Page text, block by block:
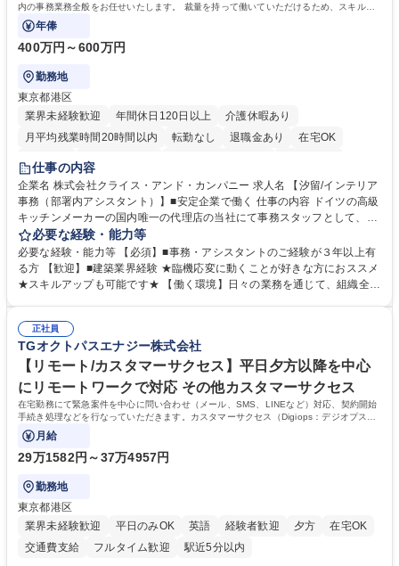
内の事務業務全般をお任せいたします。 裁量を持って働いていただけるため、スキルア
ップも可能です。
年俸
400万円～600万円
勤務地
東京都港区
業界未経験歓迎
年間休日120日以上
介護休暇あり
月平均残業時間20時間以内
転勤なし 退職金あり
在宅OK
育休あり
完全週休2日制
駅近5分以内
土日祝休み
仕事の内容
企業名 株式会社クライス・アンド・カンパニー 求人名 【汐留/インテリア
事務（部署内アシスタント）】■安定企業で働く 仕事の内容 ドイツの高級
キッチンメーカーの国内唯一の代理店の当社にて事務スタッフとして、部
署内の事務業務全般をお任せいたします。 裁量を持って働いていただける
ため、スキルアップも可能です。 【部署内の事務業務全般】 ■サンプルの
仕分け・整理 ■電話応対 ■書類作成（会議資料、お客様宛請求書、支払書
類を取りまとめて経理へ提出等） ■ショールームアテンド・運営・予約業
インテリア事務（部署内アシスタント）】■安定企業で働く
必要な経験・能力等
必要な経験・能力等 【必須】■事務・アシスタントのご経験が３年以上有
る方 【歓迎】■建築業界経験 ★臨機応変に動くことが好きな方におススメ
★スキルアップも可能です★ 【働く環境】日々の業務を通じて、組織全体
ームとの協力や新しいアイデアを活かす場もあり、やりがいを感じながら
働けます。 【歓迎】 ■インテリアの業界のご経験が有る方■PCの作業に慣
れている方 学歴・資格 学歴：大学院 大学 高専 短大 専修学校 語学力： 資
格：
正社員
TGオクトパスエナジー株式会社
【リモート/カスタマーサクセス】平日夕方以降を中心
にリモートワークで対応 その他カスタマーサクセス
在宅勤務にて緊急案件を中心に問い合わせ（メール、SMS、LINEなど）対応、契約開始
手続き処理などを行なっていただきます。カスタマーサクセス（Digiops：デジオプス）
と運用構築の業務となります。
月給
29万1582円～37万4957円
勤務地
東京都港区
業界未経験歓迎
平日のみOK 英語 経験者歓迎 夕方
在宅OK
交通費支給
フルタイム歓迎 駅近5分以内